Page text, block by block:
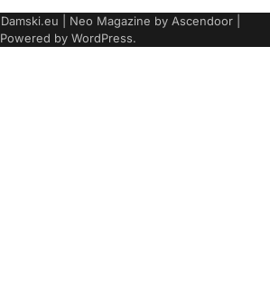
Damski.eu | Neo Magazine by Ascendoor|
Powered by WordPress.